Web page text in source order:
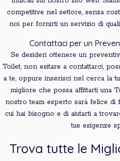
competitive nel settore, senza
noi per fornirti un servizio di
Contattaci per un
Se desideri ottenere un
Toilet, non esitare a contattarci,
a te, oppure inserisci nel cerca la
migliore che possa affittarti una
nostro team esperto sarà felice
cui hai bisogno e di aiutarti a
tue esigenze
Trova tutte le